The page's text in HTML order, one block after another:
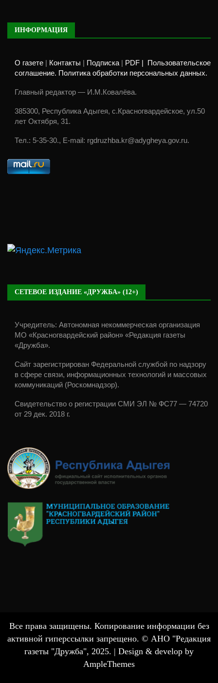
ИНФОРМАЦИЯ
О газете Контакты Подписка PDF |
Пользовательское
соглашение. Политика обработки персональных данных.
Главный редактор — И.М.Ковалёва.
385300, Республика Адыгея, с.Красногвардейское, ул.50
лет Октября, 31.
Тел.: 5-35-30., E-mail: rgdruzhba.kr@adygheya.gov.ru.
СЕТЕВОЕ ИЗДАНИЕ «ДРУЖБА» (12+)
Учредитель: Автономная некоммерческая организация
МО «Красногвардейский район» «Редакция газеты
«Дружба».
Сайт зарегистрирован Федеральной службой по надзору
в сфере связи, информационных технологий и массовых
коммуникаций (Роскомнадзор).
Свидетельство о регистрации СМИ ЭЛ № ФС77 — 74720
от 29 дек. 2018 г.
Все права защищены. Копирование информации без
активной гиперссылки запрещено. © АНО "Редакция
газеты "Дружба", 2025. | Design & develop by
AmpleThemes